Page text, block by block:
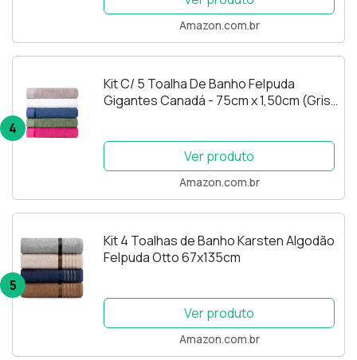
Amazon.com.br
4
Kit C/ 5 Toalha De Banho Felpuda
Gigantes Canadá - 75cm x 1,50cm (Gris
Ver produto
Amazon.com.br
5
Kit 4 Toalhas de Banho Karsten Algodão
Felpuda Otto 67x135cm
Ver produto
Amazon.com.br